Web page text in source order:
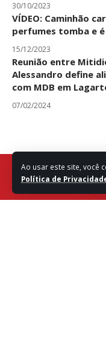
Ao usar este site, você
Política de
30/10/2023
VÍDEO: Caminhão
perfumes tomba e é
15/12/2023
Reunião entre
Alessandro define
com MDB em
07/02/2024